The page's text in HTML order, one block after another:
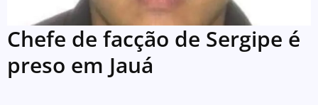
Chefe de facção de Sergipe é
preso em Jauá